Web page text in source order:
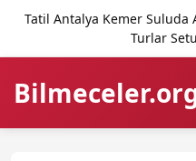
Tatil Antalya Kemer Suluda
Turlar